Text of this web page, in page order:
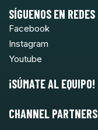
SÍGUENOS EN REDES
Facebook
Instagram
Youtube
¡SÚMATE AL EQUIPO!
CHANNEL PARTNERS